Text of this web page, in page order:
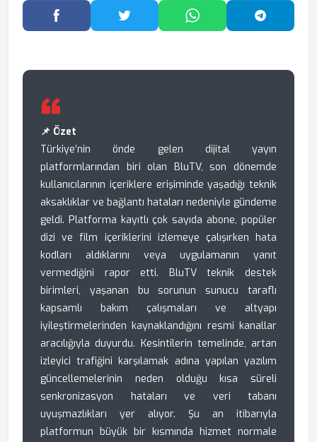
Facebook'ta PaylaşTwitter'da PaylaşWhatsApp'ta Paylaş
📌 Özet
Türkiye’nin önde gelen dijital yayın
platformlarından biri olan BluTV, son dönemde
kullanıcılarının içeriklere erişiminde yaşadığı teknik
aksaklıklar ve bağlantı hataları nedeniyle gündeme
geldi. Platforma kayıtlı çok sayıda abone, popüler
dizi ve film içeriklerini izlemeye çalışırken hata
kodları aldıklarını veya uygulamanın yanıt
vermediğini rapor etti. BluTV teknik destek
birimleri, yaşanan bu sorunun sunucu taraflı
kapsamlı bakım çalışmaları ve altyapı
iyileştirmelerinden kaynaklandığını resmi kanallar
aracılığıyla duyurdu. Kesintilerin temelinde, artan
izleyici trafiğini karşılamak adına yapılan yazılım
güncellemelerinin neden olduğu kısa süreli
senkronizasyon hataları ve veri tabanı
uyuşmazlıkları yer alıyor. Şu an itibarıyla
platformun büyük bir kısmında hizmet normale